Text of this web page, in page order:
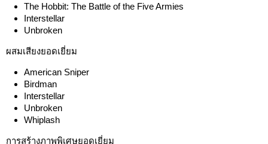
The Hobbit: The Battle of the Five Armies
Interstellar
Unbroken
ผสมเสียงยอดเยี่ยม
American Sniper
Birdman
Interstellar
Unbroken
Whiplash
การสร้างภาพพิเศษยอดเยี่ยม